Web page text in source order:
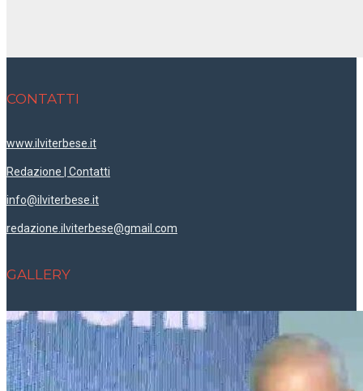
CONTATTI
www.ilviterbese.it
Redazione | Contatti
info@ilviterbese.it
redazione.ilviterbese@gmail.com
GALLERY